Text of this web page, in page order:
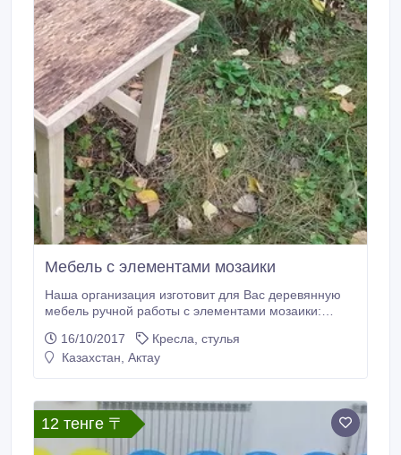
Мебель с элементами мозаики
Наша организация изготовит для Вас деревянную
мебель ручной работы с элементами мозаики:
журнальные столики и многое другое. Мы
принимаем заказы из других регионов по
16/10/2017
Кресла, стулья
Казахстан, Актау
12 тенге 〒